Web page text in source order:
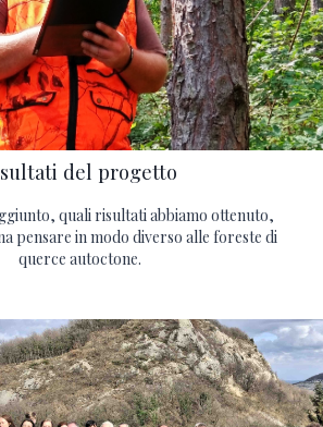
del progetto
quali risultati abbiamo ottenuto,
pensare in modo diverso alle foreste di
querce autoctone.